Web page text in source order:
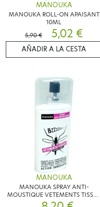
MANOUKA
MANOUKA ROLL-ON APAISANT
10ML
5,90 €
5,02 €
AÑADIR A LA CESTA
MANOUKA
MANOUKA SPRAY ANTI-
MOUSTIQUE VETEMENTS TISSUS
75ML